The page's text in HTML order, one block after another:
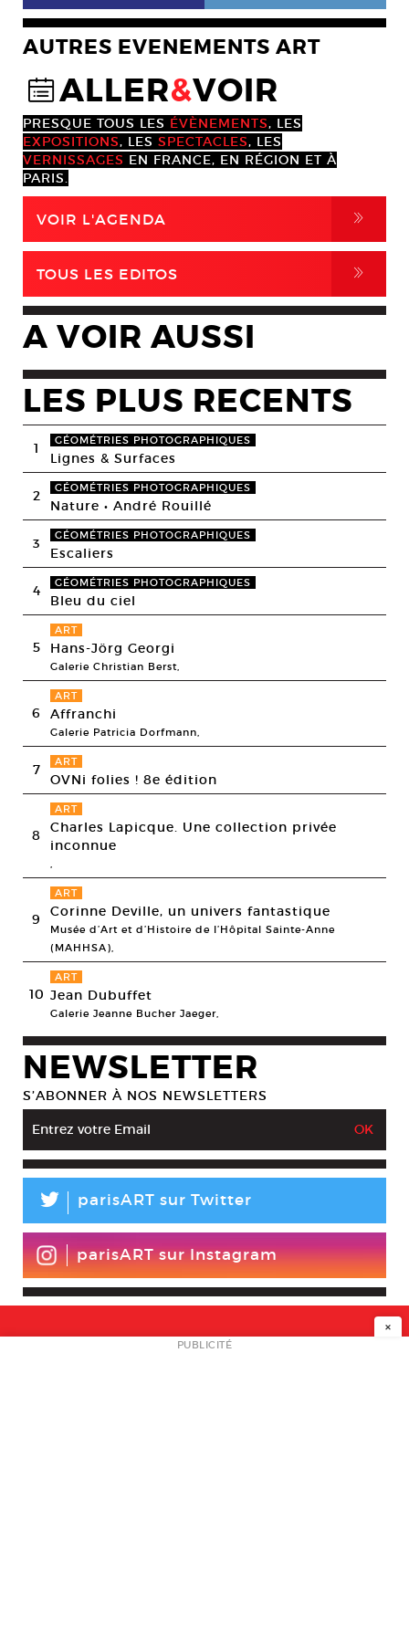
AUTRES EVENEMENTS ART
@ALLER&VOIR
PRESQUE TOUS LES ÉVÈNEMENTS, LES
EXPOSITIONS, LES SPECTACLES, LES
VERNISSAGES EN FRANCE, EN RÉGION ET À
PARIS.
VOIR L'AGENDA ,
TOUS LES EDITOS ,
A VOIR AUSSI
LES PLUS RECENTS
1 GÉOMÉTRIES PHOTOGRAPHIQUES
Lignes & Surfaces
2 GÉOMÉTRIES PHOTOGRAPHIQUES
Nature • André Rouillé
3 GÉOMÉTRIES PHOTOGRAPHIQUES
Escaliers
4 GÉOMÉTRIES PHOTOGRAPHIQUES
Bleu du ciel
5
ART
Hans-Jörg Georgi
Galerie Christian Berst,
6
ART
Affranchi
Galerie Patricia Dorfmann,
7 ART
OVNi folies ! 8e édition
8
ART
Charles Lapicque. Une collection privée
inconnue
9
ART
Corinne Deville, un univers fantastique
Musée d’Art et d’Histoire de l’Hôpital Sainte-Anne
(MAHHSA),
10
ART
Jean Dubuffet
Galerie Jeanne Bucher Jaeger,
NEWSLETTER
S’ABONNER À NOS NEWSLETTERS
L parisART sur Twitter
parisART sur Instagram
NEWSLETTER
×
PUBLICITÉ